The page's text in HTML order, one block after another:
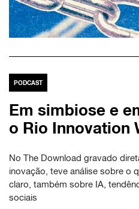
PODCAST
Em simbiose e
o Rio Innovation
No The Download gravado
inovação, teve análise sobre o
claro, também sobre IA,
sociais